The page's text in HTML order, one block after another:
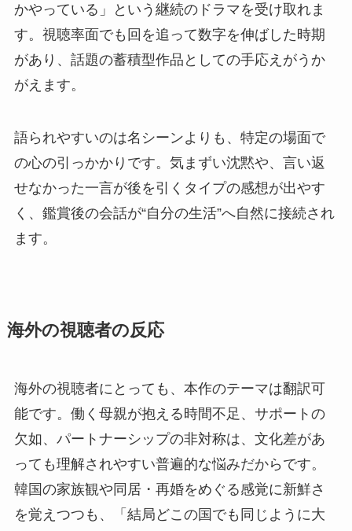
かやっている」という継続のドラマを受け取れま
す。視聴率面でも回を追って数字を伸ばした時期
があり、話題の蓄積型作品としての手応えがうか
がえます。
語られやすいのは名シーンよりも、特定の場面で
の心の引っかかりです。気まずい沈黙や、言い返
せなかった一言が後を引くタイプの感想が出やす
く、鑑賞後の会話が“自分の生活”へ自然に接続され
ます。
海外の視聴者の反応
海外の視聴者にとっても、本作のテーマは翻訳可
能です。働く母親が抱える時間不足、サポートの
欠如、パートナーシップの非対称は、文化差があ
っても理解されやすい普遍的な悩みだからです。
韓国の家族観や同居・再婚をめぐる感覚に新鮮さ
を覚えつつも、「結局どこの国でも同じように大